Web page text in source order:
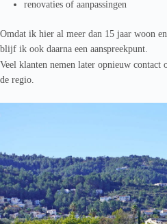
renovaties of aanpassingen
Omdat ik hier al meer dan 15 jaar woon
blijf ik ook daarna een aanspreekpunt.
Veel klanten nemen later opnieuw
de regio.